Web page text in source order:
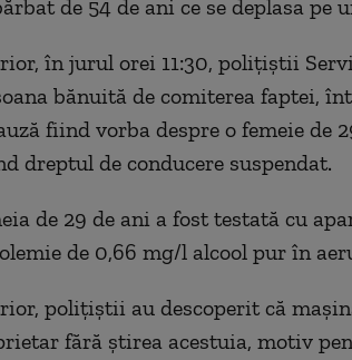
de 54 de ani ce se deplasa pe
în jurul orei 11:30, poliţiştii
bănuită de comiterea faptei,
fiind vorba despre o femeie de
dreptul de conducere suspendat.
de 29 de ani a fost testată cu
de 0,66 mg/l alcool pur în
poliţiştii au descoperit că
fără ştirea acestuia, motiv